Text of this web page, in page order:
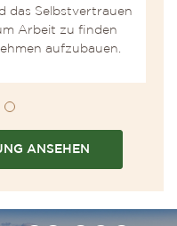
das Selbstvertrauen
Arbeit zu finden
aufzubauen.
ANSEHEN